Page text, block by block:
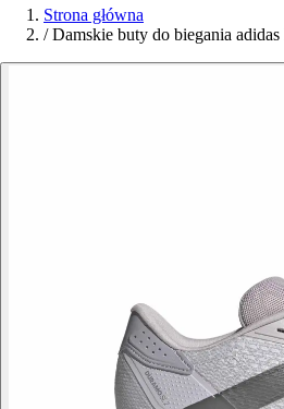
Strona główna
/ Damskie buty do biegania